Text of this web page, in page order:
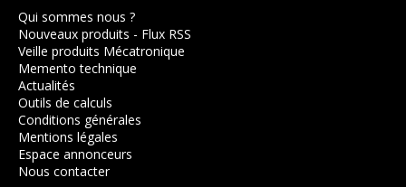
Qui sommes nous ?
Nouveaux produits - Flux RSS
Veille produits Mécatronique
Memento technique
Actualités
Outils de calculs
Conditions générales
Mentions légales
Espace annonceurs
Nous contacter